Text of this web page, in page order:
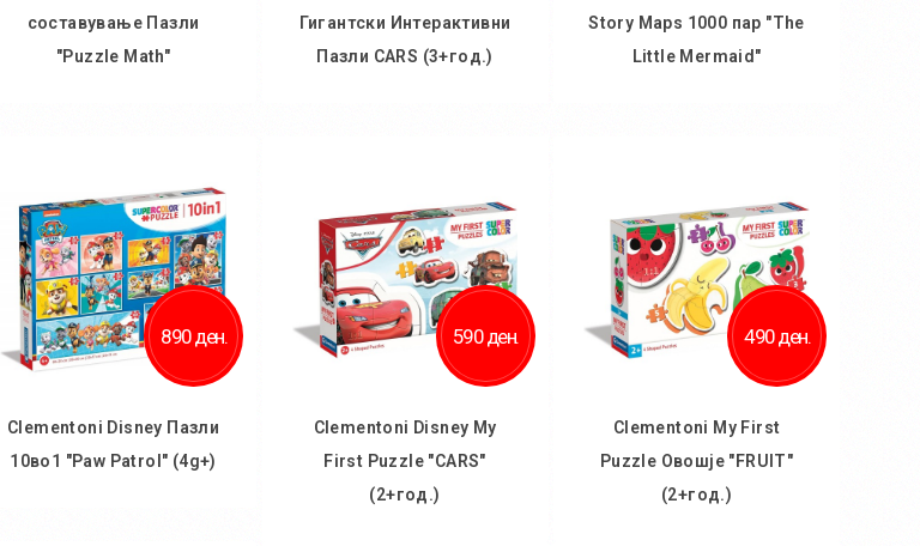
составување Пазли
"Puzzle Math"
Додај во желби
Додај за споредба
Гигантски Интерактивни
Пазли CARS (3+год.)
Додај за споредба
Story Maps 1000 пар "The
Little Mermaid"
Додај за споредба
890 ден.
Clementoni Disney Пазли
10во1 "Paw Patrol" (4g+)
590 ден.
Clementoni Disney My
First Puzzle "CARS"
(2+год.)
490 ден.
Clementoni My First
Puzzle Овошје "FRUIT"
(2+год.)